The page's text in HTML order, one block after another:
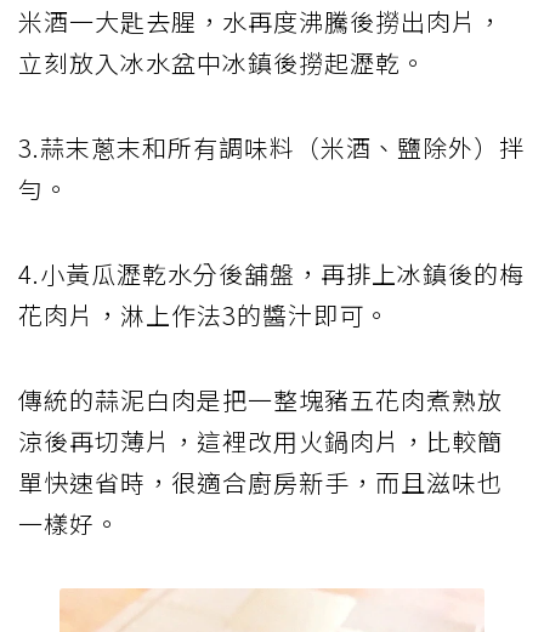
米酒一大匙去腥，水再度沸騰後撈出肉片，
立刻放入冰水盆中冰鎮後撈起瀝乾。
3.蒜末蔥末和所有調味料（米酒、鹽除外）拌
勻。
4.小黃瓜瀝乾水分後舖盤，再排上冰鎮後的梅
花肉片，淋上作法3的醬汁即可。
傳統的蒜泥白肉是把一整塊豬五花肉煮熟放
涼後再切薄片，這裡改用火鍋肉片，比較簡
單快速省時，很適合廚房新手，而且滋味也
一樣好。